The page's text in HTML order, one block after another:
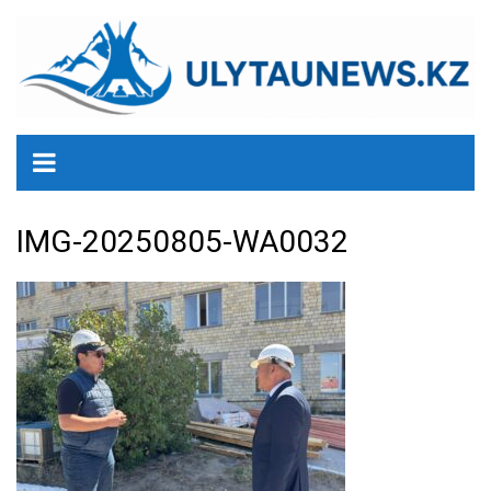
содержанию
IMG-20250805-WA0032